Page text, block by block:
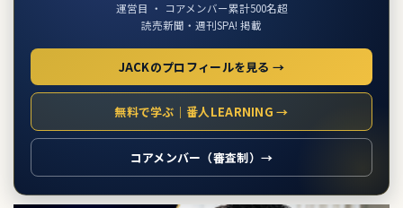
運営目 ・ コアメンバー累計500名超
読売新聞・週刊SPA! 掲載
JACKのプロフィールを見る →
無料で学ぶ｜番人LEARNING →
コアメンバー（審査制）→